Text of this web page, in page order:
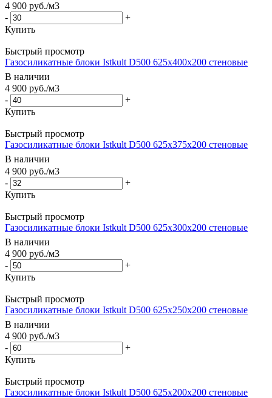
4 900 руб./м3
-
+
Купить
Быстрый просмотр
Газосиликатные блоки Istkult D500 625х400х200 стеновые
В наличии
4 900 руб./м3
-
+
Купить
Быстрый просмотр
Газосиликатные блоки Istkult D500 625х375х200 стеновые
В наличии
4 900 руб./м3
-
+
Купить
Быстрый просмотр
Газосиликатные блоки Istkult D500 625х300х200 стеновые
В наличии
4 900 руб./м3
-
+
Купить
Быстрый просмотр
Газосиликатные блоки Istkult D500 625х250х200 стеновые
В наличии
4 900 руб./м3
-
+
Купить
Быстрый просмотр
Газосиликатные блоки Istkult D500 625х200х200 стеновые